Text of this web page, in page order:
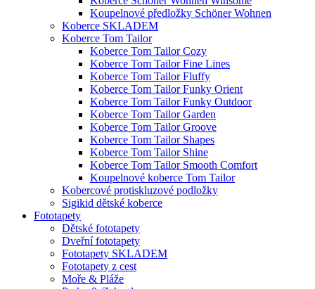
Koupelnové předložky Schöner Wohnen
Koberce SKLADEM
Koberce Tom Tailor
Koberce Tom Tailor Cozy
Koberce Tom Tailor Fine Lines
Koberce Tom Tailor Fluffy
Koberce Tom Tailor Funky Orient
Koberce Tom Tailor Funky Outdoor
Koberce Tom Tailor Garden
Koberce Tom Tailor Groove
Koberce Tom Tailor Shapes
Koberce Tom Tailor Shine
Koberce Tom Tailor Smooth Comfort
Koupelnové koberce Tom Tailor
Kobercové protiskluzové podložky
Sigikid dětské koberce
Fototapety
Dětské fototapety
Dveřní fototapety
Fototapety SKLADEM
Fototapety z cest
Moře & Pláže